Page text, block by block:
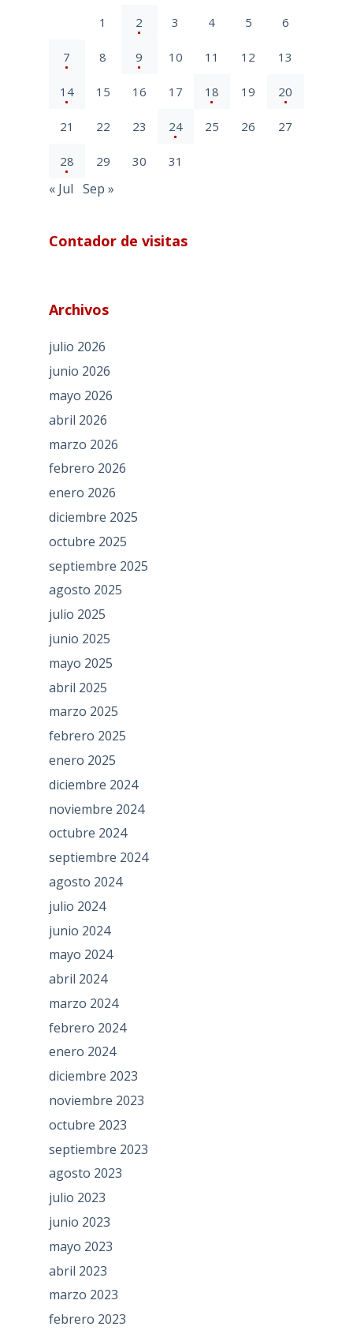
1 2 3 4 5 6
7 8 9 10 11 12 13
14 15 16 17 18 19 20
21 22 23 24 25 26 27
28 29 30 31
« Jul Sep »
Contador de visitas
Archivos
julio 2026
junio 2026
mayo 2026
abril 2026
marzo 2026
febrero 2026
enero 2026
diciembre 2025
octubre 2025
septiembre 2025
agosto 2025
julio 2025
junio 2025
mayo 2025
abril 2025
marzo 2025
febrero 2025
enero 2025
diciembre 2024
noviembre 2024
octubre 2024
septiembre 2024
agosto 2024
julio 2024
junio 2024
mayo 2024
abril 2024
marzo 2024
febrero 2024
enero 2024
diciembre 2023
noviembre 2023
octubre 2023
septiembre 2023
agosto 2023
julio 2023
junio 2023
mayo 2023
abril 2023
marzo 2023
febrero 2023